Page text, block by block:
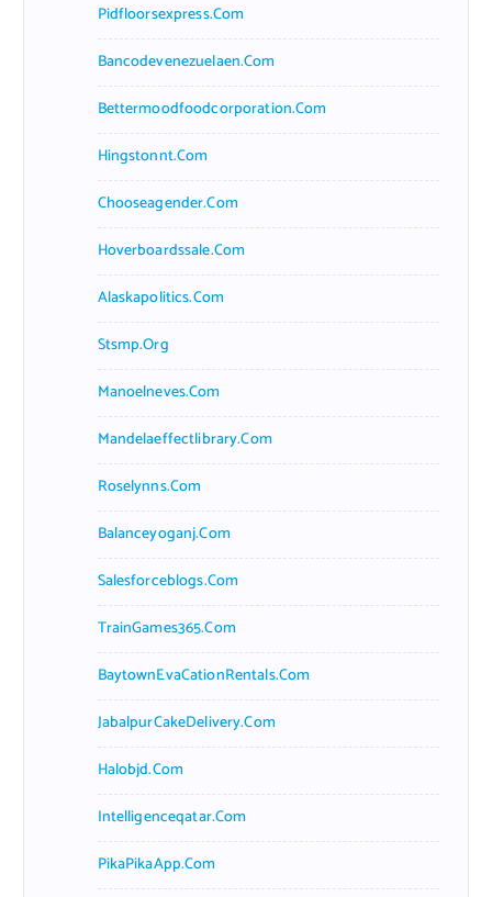
Pidfloorsexpress.com
Bancodevenezuelaen.com
Bettermoodfoodcorporation.com
Hingstonnt.com
Chooseagender.com
Hoverboardssale.com
Alaskapolitics.com
Stsmp.org
Manoelneves.com
Mandelaeffectlibrary.com
Roselynns.com
Balanceyoganj.com
Salesforceblogs.com
TrainGames365.com
BaytownEvaCationRentals.com
JabalpurCakeDelivery.com
Halobjd.com
Intelligenceqatar.com
PikaPikaApp.com